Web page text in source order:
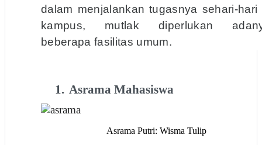
dalam menjalankan tugasnya sehari-hari
kampus, mutlak diperlukan
beberapa fasilitas umum.
1. Asrama Mahasiswa
Asrama Putri: Wisma Tulip